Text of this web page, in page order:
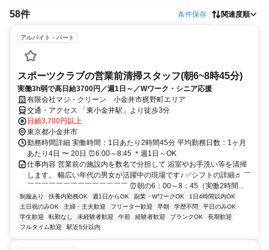
58件 条件保存 関連度順
アルバイト・パート
スポーツクラブの営業前清掃スタッフ(朝6~8時45分)
実働3h弱で高日給3700円／週1日～／Wワーク・シニア応援
有限会社マジ・クリーン 小金井市梶野町エリア
交通・アクセス 「東小金井駅」より徒歩3分
日給3,700円以上
東京都小金井市
勤務時間詳細 実働時間：1日あたり2時間45分 平均勤務日数：1ヶ月
あたり4日 〜 20日 ⏰6:00～8:45 ＊週1日～OK
仕事内容 営業前の施設内を数名で分担して 浴室やお手洗い等を清掃
します。 幅広い年代の男女が活躍中の現場です♪ ✅シフトの詳細♬ ￣
￣￣￣￣￣￣￣￣￣￣￣￣￣￣ ⏰朝の6：00～8：45（実働2時間...
制服あり 扶養内勤務OK 週1日からOK 副業・WワークOK
1日4時間以内OK
土日祝のみOK
主婦・主夫歓迎 フリーター歓迎 早朝 学歴不問
平日のみOK
学生歓迎
転勤なし 未経験者歓迎 午前 経験者歓迎 ブランクOK
長期歓迎
フルタイム歓迎
駅近5分以内